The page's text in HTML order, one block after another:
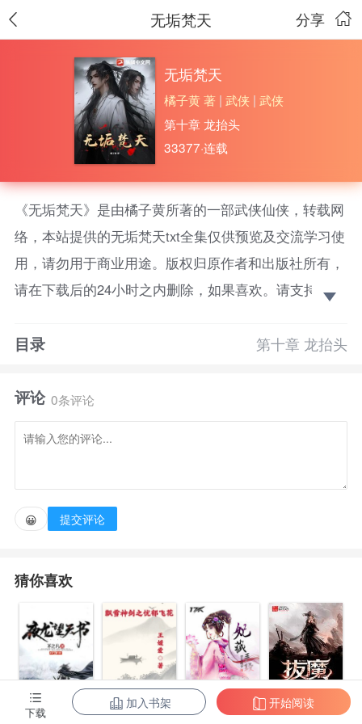
分享
无垢梵天
无垢梵天
橘子黄 著 | 武侠 |武侠
第十章 龙抬头
33377·连载
《无垢梵天》是由橘子黄所著的一部武侠仙侠，转载网
络，本站提供的无垢梵天txt全集仅供预览及交流学习使
用，请勿用于商业用途。版权归原作者和出版社所有，
请在下载后的24小时之内删除，如果喜欢。请支持正
目录 第十章 龙抬头
评论 0条评论
😀 提交评论
猜你喜欢
夜龙望天书 飘雪神剑之忧 妃藏手段
拔魔
下载
加入书架 开始阅读